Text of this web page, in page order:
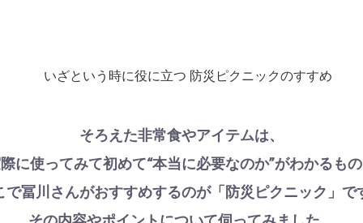
そろえた非常食やアイテムは、
に使ってみて初めて“本当に必要なのか”がわかるも
で冨川さんがおすすめするのが「防災ピクニック」で